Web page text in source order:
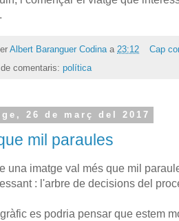
Albert Baranguer Codina a 23:12
Cap
comentaris: política
26 de març del 2017
mil paraules
una imatge val més que mil
: l'arbre de decisions del
es podria pensar que estem